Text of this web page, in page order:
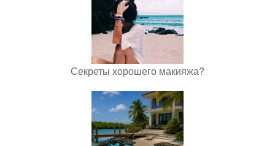
Секреты хорошего макияжа?